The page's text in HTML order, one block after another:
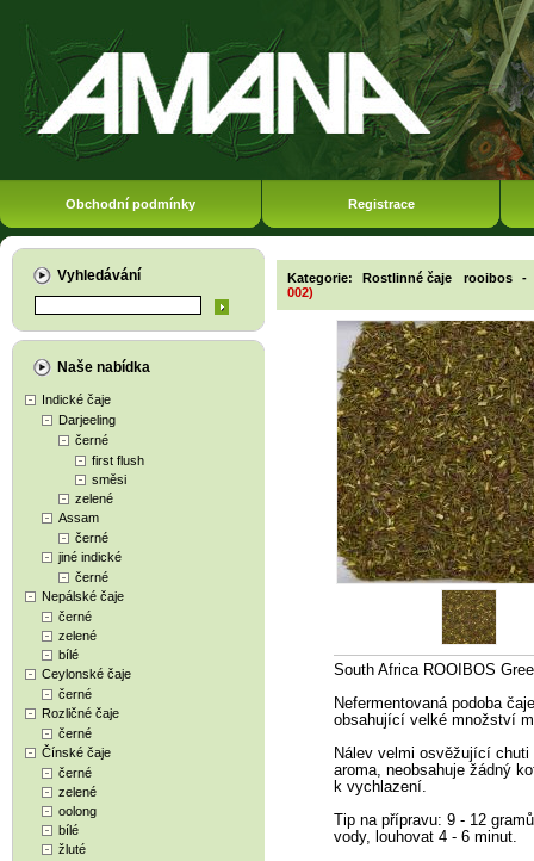
Obchodní podmínky Registrace
Vyhledávání
Naše nabídka
Indické čaje
Darjeeling
černé
first flush
směsi
zelené
Assam
černé
jiné indické
černé
Nepálské čaje
černé
zelené
bílé
Ceylonské čaje
černé
Rozličné čaje
černé
Čínské čaje
černé
zelené
oolong
bílé
žluté
Kategorie: Rostlinné čaje rooibos
-
002)
South Africa ROOIBOS
Nefermentovaná podoba
obsahující velké množství
Nálev velmi osvěžující
aroma, neobsahuje žádný
k vychlazení.
Tip na přípravu: 9 - 12
vody, louhovat 4 - 6 minut.